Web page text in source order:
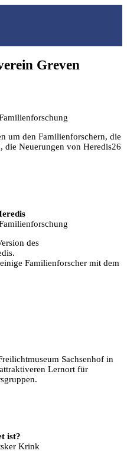
Greven
um den Familienforschern, die
die Neuerungen von Heredis26
des
Familienforscher mit dem
Sachsenhof in
Lernort für
ist?
Krink